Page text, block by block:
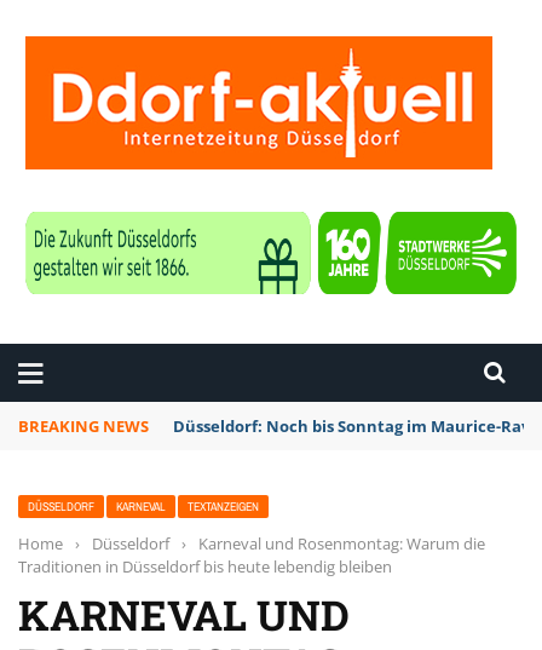
BREAKING NEWS Düsseldorf: Noch bis Sonntag im Maurice-
DÜSSELDORF KARNEVAL TEXTANZEIGEN
Home › Düsseldorf ›
Karneval und Rosenmontag: Warum die
Traditionen in Düsseldorf bis heute lebendig bleiben
KARNEVAL UND